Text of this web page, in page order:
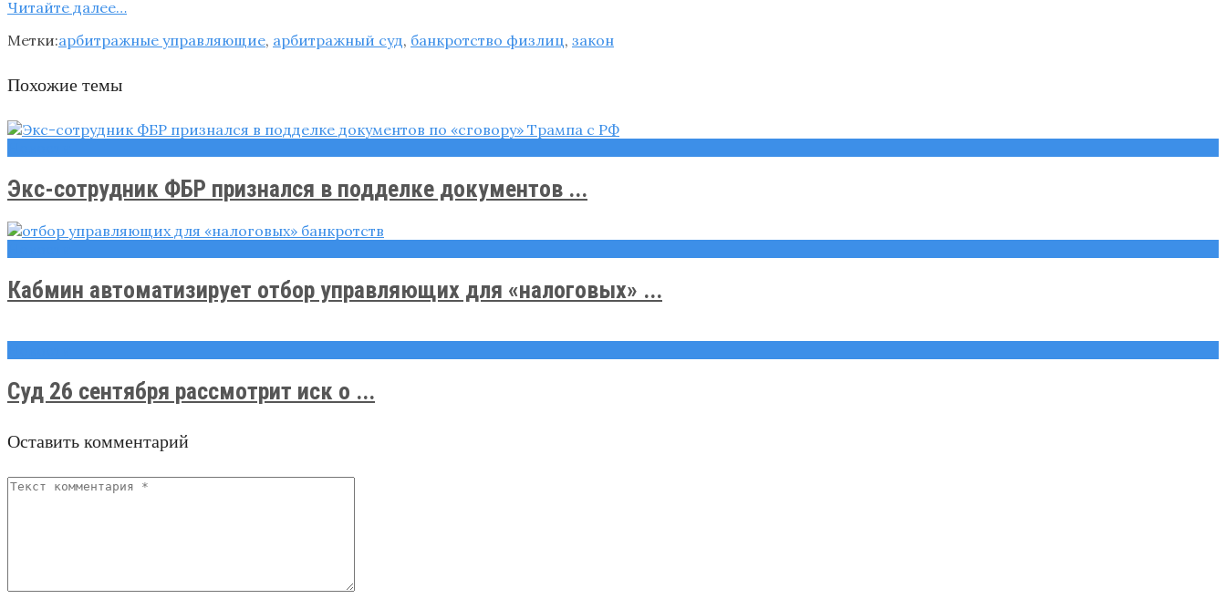
Читайте далее…
Метки:арбитражные управляющие, арбитражный суд, банкротство физлиц, закон
Похожие темы
Экс-сотрудник ФБР признался в подделке документов ...
Кабмин автоматизирует отбор управляющих для «налоговых» ...
Суд 26 сентября рассмотрит иск о ...
Оставить комментарий